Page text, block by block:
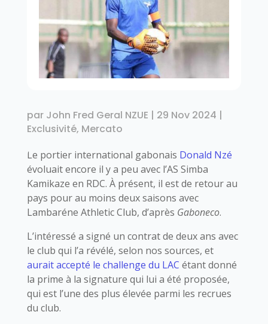
par John Fred Geral NZUE | 29 Nov 2024 |
Exclusivité, Mercato
Le portier international gabonais Donald Nzé
évoluait encore il y a peu avec l’AS Simba
Kamikaze en RDC. À présent, il est de retour au
pays pour au moins deux saisons avec
Lambaréne Athletic Club, d’après Gaboneco.
L’intéressé a signé un contrat de deux ans avec
le club qui l’a révélé, selon nos sources, et
aurait accepté le challenge du LAC étant donné
la prime à la signature qui lui a été proposée,
qui est l’une des plus élevée parmi les recrues
du club.